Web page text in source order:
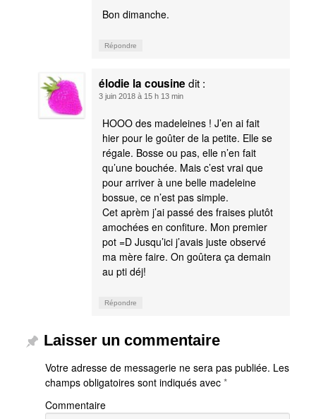
Bon dimanche.
Répondre
élodie la cousine dit :
3 juin 2018 à 15 h 13 min
HOOO des madeleines ! J’en ai fait
hier pour le goûter de la petite. Elle se
régale. Bosse ou pas, elle n’en fait
qu’une bouchée. Mais c’est vrai que
pour arriver à une belle madeleine
bossue, ce n’est pas simple.
Cet aprèm j’ai passé des fraises plutôt
amochées en confiture. Mon premier
pot =D Jusqu’ici j’avais juste observé
ma mère faire. On goûtera ça demain
au pti déj!
Répondre
Laisser un commentaire
Votre adresse de messagerie ne sera pas publiée. Les
champs obligatoires sont indiqués avec *
Commentaire